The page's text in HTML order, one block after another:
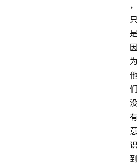
，
只
是
因
为
他
们
没
有
意
识
到